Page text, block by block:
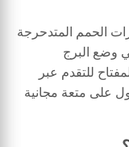
الحمم المتدحرجة
وضع البرج
للتقدم عبر
على متعة مجانية